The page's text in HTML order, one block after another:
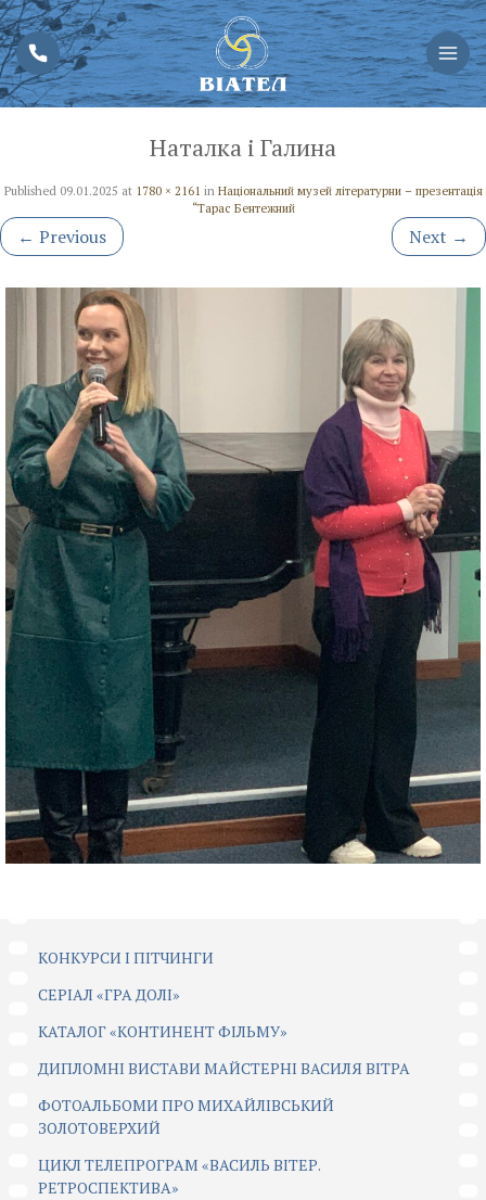
Наталка і Галина
Published 09.01.2025 at 1780 × 2161 in Національний музей літературни – презентація
“Тарас Бентежний
← Previous Next →
КОНКУРСИ І ПІТЧИНГИ
CЕРІАЛ «ГРА ДОЛІ»
КАТАЛОГ «КОНТИНЕНТ ФІЛЬМУ»
ДИПЛОМНІ ВИСТАВИ МАЙСТЕРНІ ВАСИЛЯ ВІТРА
ФОТОАЛЬБОМИ ПРО МИХАЙЛІВСЬКИЙ
ЗОЛОТОВЕРХИЙ
ЦИКЛ ТЕЛЕПРОГРАМ «ВАСИЛЬ ВІТЕР.
РЕТРОСПЕКТИВА»